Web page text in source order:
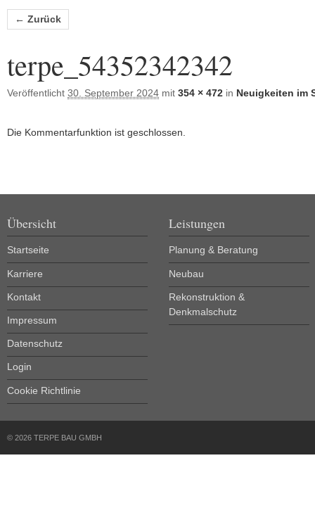
Bilder-Navigation
← Zurück
terpe_54352342342
Veröffentlicht 30. September 2024 mit 354 × 472 in Neuigkeiten im
Die Kommentarfunktion ist geschlossen.
Übersicht
Startseite
Karriere
Kontakt
Impressum
Datenschutz
Login
Cookie Richtlinie
Leistungen
Planung & Beratung
Neubau
Rekonstruktion &
Denkmalschutz
© 2026 TERPE BAU GMBH